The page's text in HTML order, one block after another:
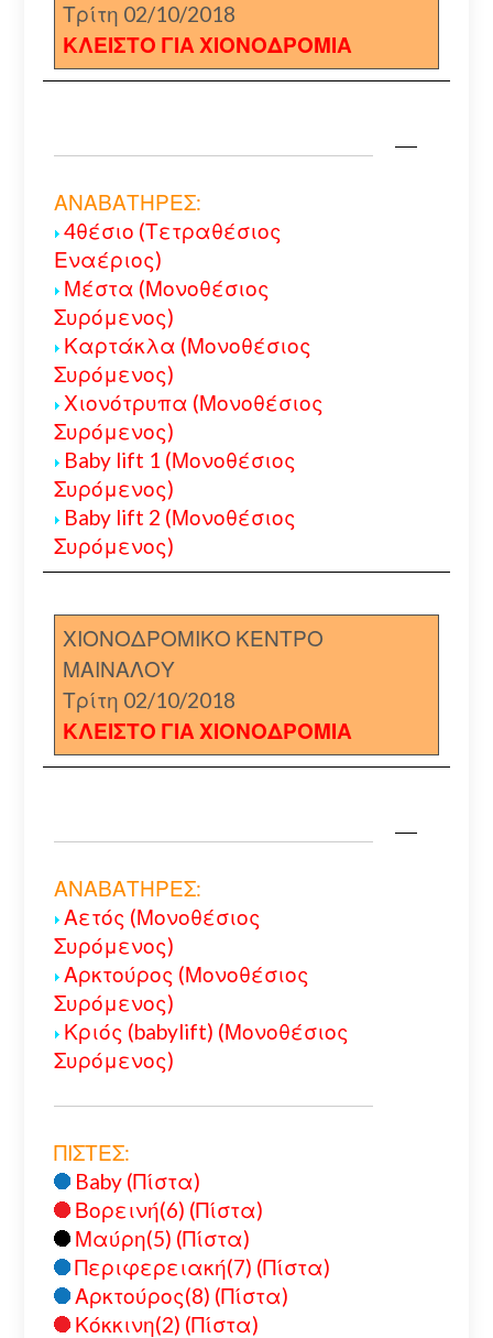
Τρίτη 02/10/2018
ΚΛΕΙΣΤΟ ΓΙΑ ΧΙΟΝΟΔΡΟΜΙΑ
ΑΝΑΒΑΤΗΡΕΣ:
4θέσιο (Τετραθέσιος
Εναέριος)
Μέστα (Μονοθέσιος
Συρόμενος)
Καρτάκλα (Μονοθέσιος
Συρόμενος)
Χιονότρυπα (Μονοθέσιος
Συρόμενος)
Baby lift 1 (Μονοθέσιος
Συρόμενος)
Baby lift 2 (Μονοθέσιος
Συρόμενος)
ΧΙΟΝΟΔΡΟΜΙΚΟ ΚΕΝΤΡΟ
ΜΑΙΝΑΛΟΥ
Τρίτη 02/10/2018
ΚΛΕΙΣΤΟ ΓΙΑ ΧΙΟΝΟΔΡΟΜΙΑ
ΑΝΑΒΑΤΗΡΕΣ:
Αετός (Μονοθέσιος
Συρόμενος)
Αρκτούρος (Μονοθέσιος
Συρόμενος)
Κριός (babylift) (Μονοθέσιος
Συρόμενος)
ΠΙΣΤΕΣ:
Baby (Πίστα)
Βορεινή(6) (Πίστα)
Μαύρη(5) (Πίστα)
Περιφερειακή(7) (Πίστα)
Αρκτούρος(8) (Πίστα)
Κόκκινη(2) (Πίστα)